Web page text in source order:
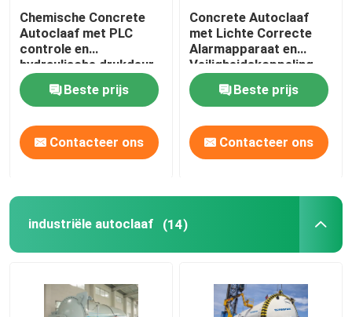
Chemische Concrete
Autoclaaf met PLC
controle en
hydraulische drukdeur
Beste prijs
Contacteer ons
Concrete Autoclaaf
met Lichte Correcte
Alarmapparaat en
Veiligheidskoppeling
Beste prijs
Contacteer ons
industriële autoclaaf (14)